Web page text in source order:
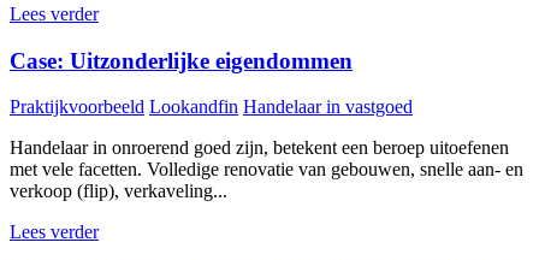
Lees verder
Case: Uitzonderlijke eigendommen
Praktijkvoorbeeld Lookandfin Handelaar in vastgoed
Handelaar in onroerend goed zijn, betekent een beroep uitoefenen
met vele facetten. Volledige renovatie van gebouwen, snelle aan- en
verkoop (flip), verkaveling...
Lees verder